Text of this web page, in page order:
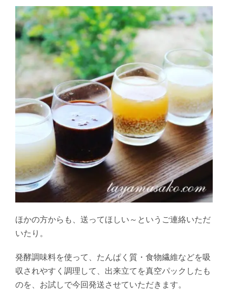
ほかの方からも、送ってほしい～というご連絡いただ
いたり。
発酵調味料を使って、たんぱく質・食物繊維などを吸
収されやすく調理して、出来立てを真空パックしたも
のを、お試しで今回発送させていただきます。